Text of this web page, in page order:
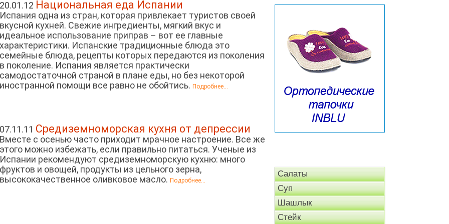
20.01.12 Национальная еда Испании
Испания одна из стран, которая привлекает туристов своей
вкусной кухней. Свежие ингредиенты, мягкий вкус и
идеальное использование приправ – вот ее главные
характеристики. Испанские традиционные блюда это
семейные блюда, рецепты которых передаются из поколения
в поколение. Испания является практически
самодостаточной страной в плане еды, но без некоторой
иностранной помощи все равно не обойтись.Подробнее...
07.11.11 Средиземноморская кухня от депрессии
Вместе с осенью часто приходит мрачное настроение. Все же
этого можно избежать, если правильно питаться. Ученые из
Испании рекомендуют средиземноморскую кухню: много
фруктов и овощей, продукты из цельного зерна,
высококачественное оливковое масло.Подробнее...
Салаты
Суп
Шашлык
Стейк